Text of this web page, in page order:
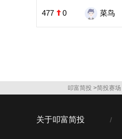
477 0 菜鸟
叩富简投 >简投赛场
关于叩富简投 /